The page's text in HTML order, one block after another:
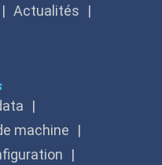
Actualités
machine